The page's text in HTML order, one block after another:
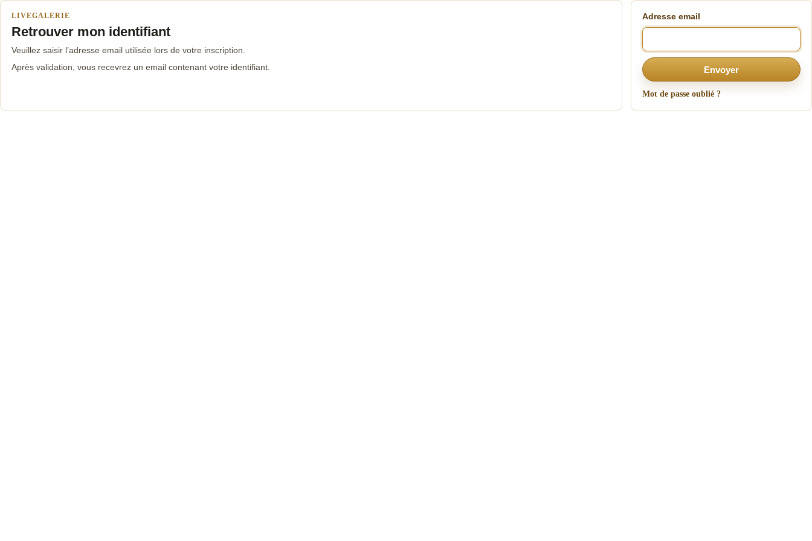
LIVEGALERIE
Retrouver mon identifiant
Veuillez saisir l’adresse email utilisée lors de votre inscription.
Après validation, vous recevrez un email contenant votre identifiant.
Adresse email
Envoyer
Mot de passe oublié ?